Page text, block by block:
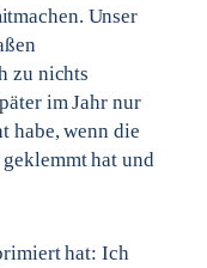
Unser
zu nichts
im Jahr nur
habe, wenn die
hat und
hat: Ich